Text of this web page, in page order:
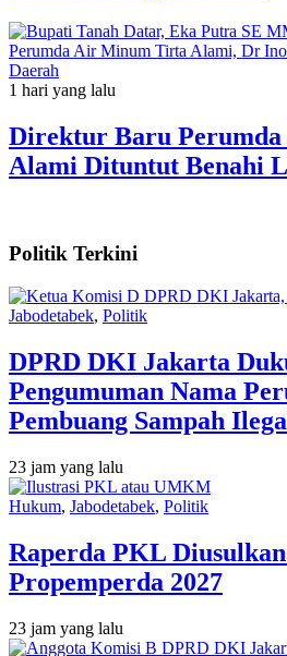
Daerah
1 hari yang lalu
Direktur Baru
Alami Dituntut Benahi
Politik Terkini
Jabodetabek, Politik
DPRD DKI Jakarta
Pengumuman Nama
Pembuang Sampah
23 jam yang lalu
Hukum, Jabodetabek, Politik
Raperda PKL
Propemperda 2027
23 jam yang lalu